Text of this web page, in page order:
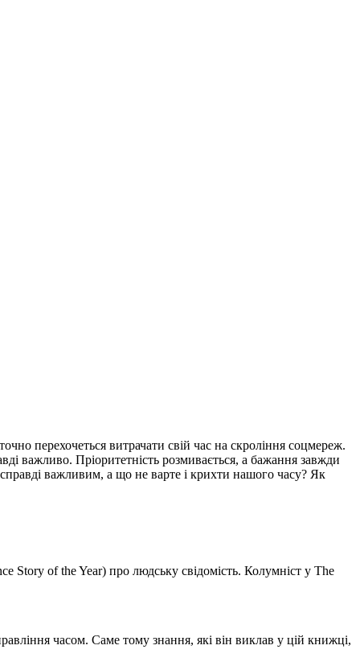
перехочеться витрачати свій час на скроління соцмереж.
важливо. Пріоритетність розмивається, а бажання завжди
важливим, а що не варте і крихти нашого часу? Як
Story of the Year) про людську свідомість. Колумніст у The
часом. Саме тому знання, які він виклав у цій книжці,